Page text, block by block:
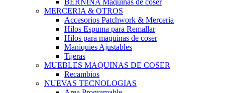
MERCERIA & OTROS
Accesorios Patchwork & Merceria
Hilos Espuma para Remallar
Hilos para maquinas de coser
Maniquies Ajustables
Tijeras
MUEBLES MAQUINAS DE COSER
Recambios
NUEVAS TECNOLOGIAS